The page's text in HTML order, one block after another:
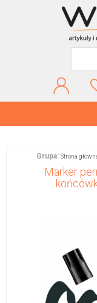
Grupa: Strona
Marker